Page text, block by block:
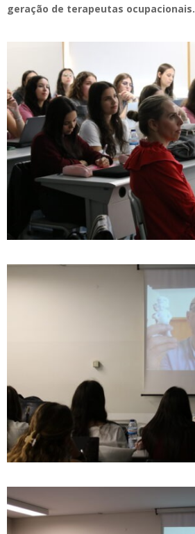
geração de terapeutas ocupacionais.